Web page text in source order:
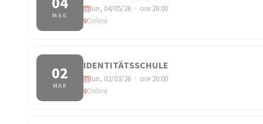
MAG
lun, 04/05/26 · ore 20:00
Online
02
MAR
IDENTITÄTSSCHULE
lun, 02/03/26 · ore 20:00
Online